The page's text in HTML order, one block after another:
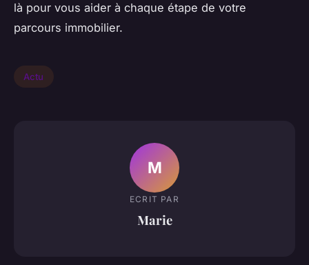
là pour vous aider à chaque étape de votre
parcours immobilier.
Actu
M
ECRIT PAR
Marie